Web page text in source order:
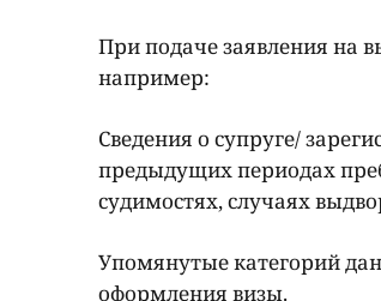
При подаче заявления на
например:
Сведения о супруге/
предыдущих периодах
судимостях, случаях
Упомянутые категорий
оформления визы.